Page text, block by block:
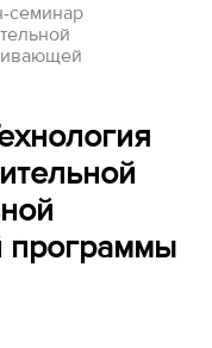
семинар